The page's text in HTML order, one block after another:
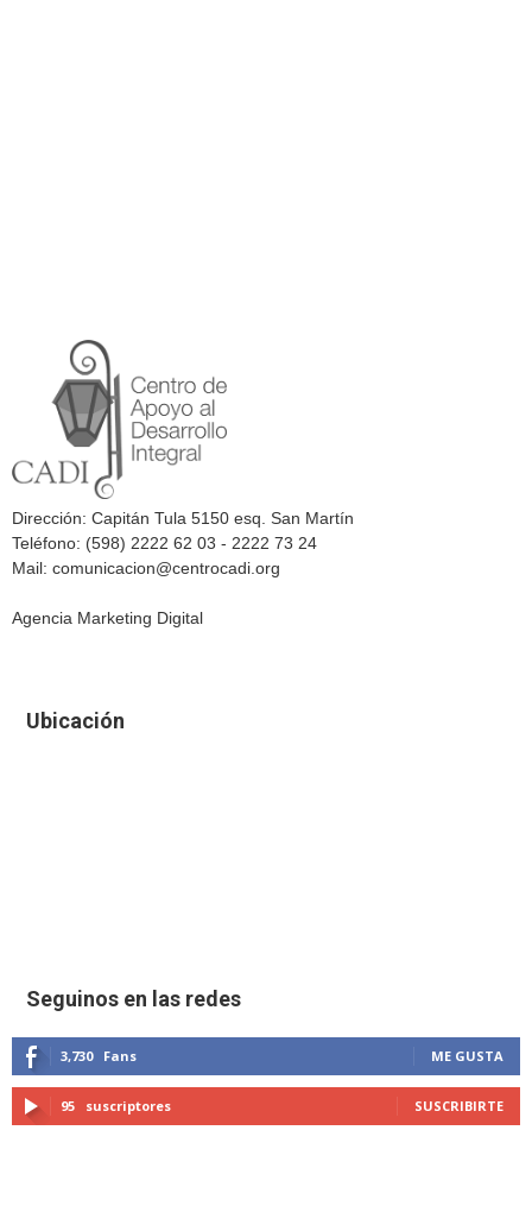
Dirección: Capitán Tula 5150 esq. San Martín
Teléfono: (598) 2222 62 03 - 2222 73 24
Mail: comunicacion@centrocadi.org
Agencia Marketing Digital
Ubicación
Seguinos en las redes
3,730 Fans ME GUSTA
95 suscriptores SUSCRIBIRTE